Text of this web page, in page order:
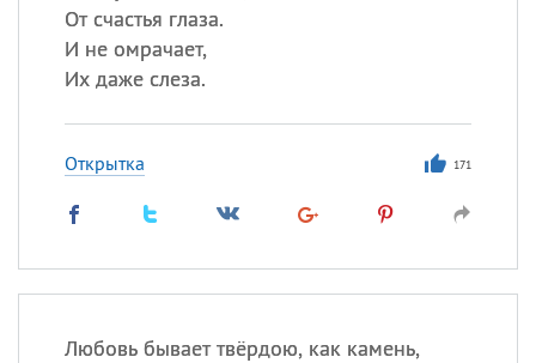
От счастья глаза.
И не омрачает,
Их даже слеза.
Открытка 171
Любовь бывает твёрдою, как камень,